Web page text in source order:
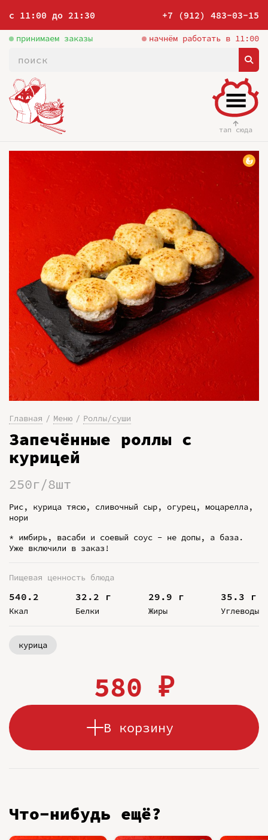
с 11:00 до 21:30 +7 (912) 483-03-15
принимаем заказы начнём работать в 11:00
тап сюда
Главная Меню Роллы/суши
Запечённые роллы с
курицей
250г/8шт
Рис, курица тясю, сливочный сыр, огурец, моцарелла,
нори
* имбирь, васаби и соевый соус - не допы, а база.
Уже включили в заказ!
Пищевая ценность блюда
540.2
Ккал
32.2 г
Белки
29.9 г
Жиры
35.3 г
Углеводы
курица
580 ₽
В корзину
Что-нибудь ещё?